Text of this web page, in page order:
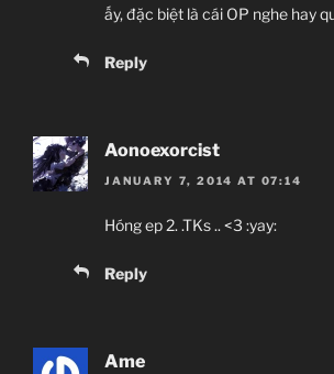
ấy, đặc biệt là cái OP nghe hay
Reply
Aonoexorcist
JANUARY 7, 2014 AT 07:14
Hóng ep 2. .TKs .. <3 :yay:
Reply
Ame